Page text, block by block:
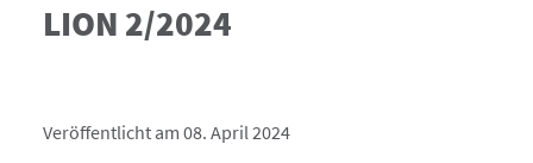
LION 2/2024
Veröffentlicht am 08. April 2024